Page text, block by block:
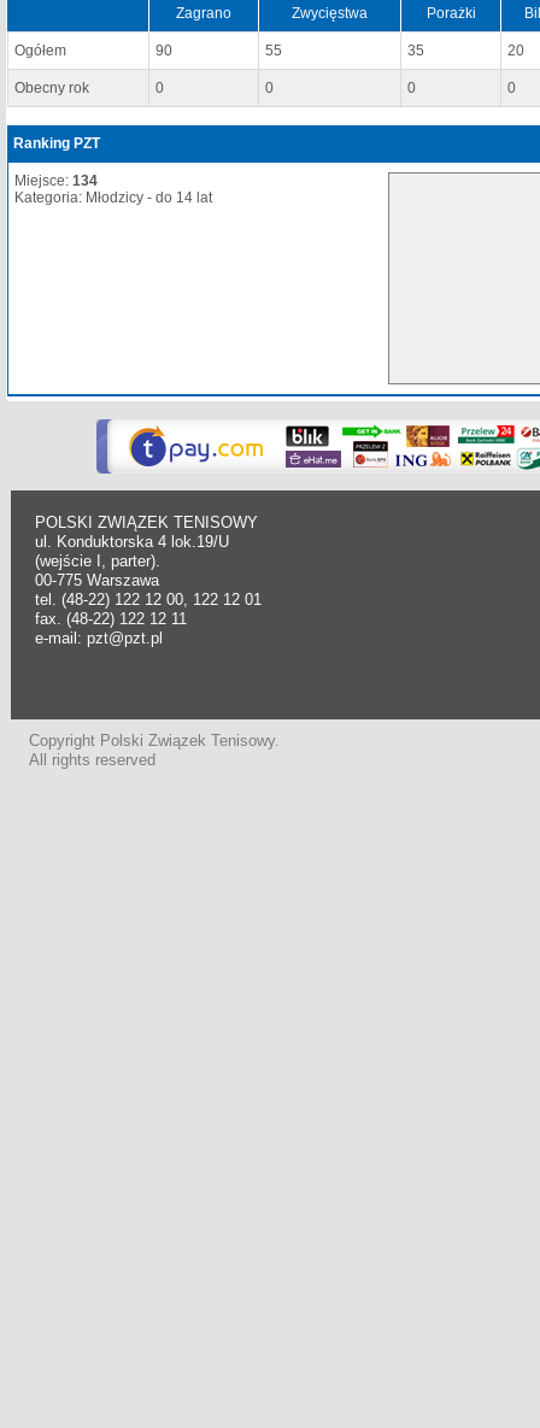
Zagrano Zwycięstwa Porażki
Ogółem 90 55 35 20
Obecny rok 0 0 0 0
Ranking PZT
Miejsce: 134
Kategoria: Młodzicy - do 14 lat
POLSKI ZWIĄZEK TENISOWY
ul. Konduktorska 4 lok.19/U
(wejście I, parter).
00-775 Warszawa
tel. (48-22) 122 12 00, 122 12 01
fax. (48-22) 122 12 11
e-mail: pzt@pzt.pl
Copyright Polski Związek Tenisowy.
All rights reserved